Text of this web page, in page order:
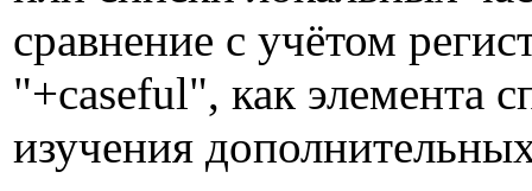
сравнение с учётом
"+caseful", как элемента
изучения